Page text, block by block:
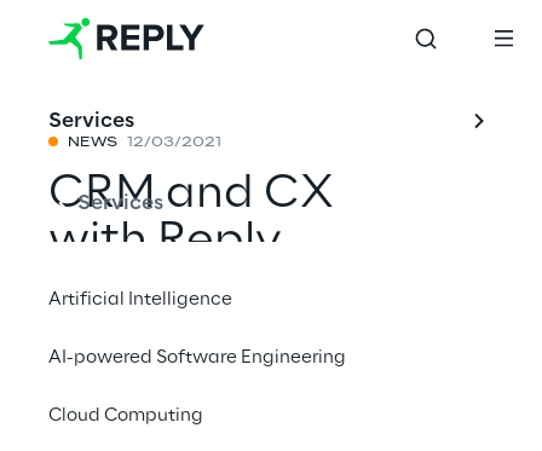
Services
Services
Artificial Intelligence
AI-powered Software Engineering
Cloud Computing
NEWS 12/03/2021
CRM and CX
with Reply
CRM and customer experience